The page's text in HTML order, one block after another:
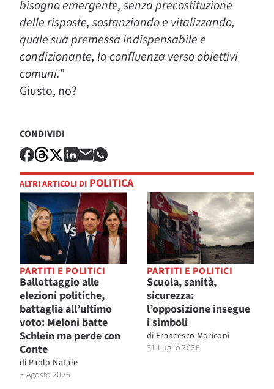
bisogno emergente, senza precostituzione
delle risposte, sostanziando e vitalizzando,
quale sua premessa indispensabile e
condizionante, la confluenza verso obiettivi
comuni.”
Giusto, no?
CONDIVIDI
ALTRI ARTICOLI DI POLITICA
PARTITI E POLITICI
Ballottaggio alle
elezioni politiche,
battaglia all’ultimo
voto: Meloni batte
Schlein ma perde con
Conte
di Paolo Natale
3 Agosto 2026
PARTITI E POLITICI
Scuola, sanità,
sicurezza:
l’opposizione insegue
i simboli
di Francesco Moriconi
31 Luglio 2026